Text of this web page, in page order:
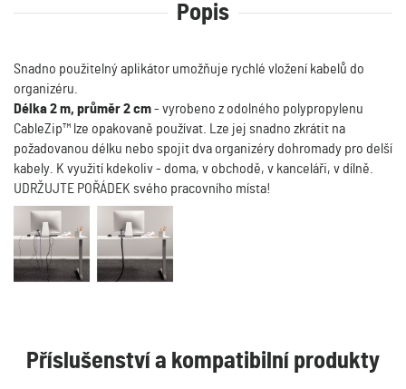
Popis
Snadno použitelný aplikátor umožňuje rychlé vložení kabelů do
organizéru.
Délka 2 m, průměr 2 cm- vyrobeno z odolného polypropylenu
CableZip™ lze opakovaně používat. Lze jej snadno zkrátit na
požadovanou délku nebo spojit dva organizéry dohromady pro delší
kabely. K využití kdekoliv - doma, v obchodě, v kanceláři, v dílně.
UDRŽUJTE POŘÁDEK svého pracovního místa!
Příslušenství a kompatibilní produkty